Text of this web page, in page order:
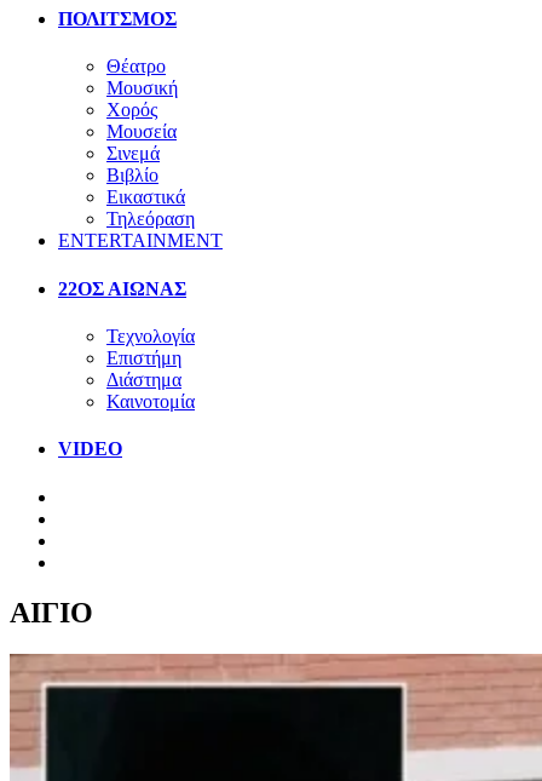
ΠΟΛΙΤΣΜΟΣ
Θέατρο
Μουσική
Χορός
Μουσεία
Σινεμά
Βιβλίο
Εικαστικά
Τηλεόραση
ENTERTAINMENT
22ΟΣ ΑΙΩΝΑΣ
Τεχνολογία
Επιστήμη
Διάστημα
Καινοτομία
VIDEO
ΑΙΓΙΟ